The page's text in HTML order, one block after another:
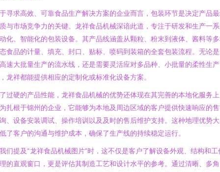
寻求高效、可靠食品生产解决方案的企业而言，包装环节是决定产品
与市场竞争力的关键。龙祥食品机械深谙此道，专注于研发和生产一
化、智能化的包装设备。其产品线涵盖从颗粒、粉末到液体、酱料等
食品的计量、填充、封口、贴标、喷码到装箱的全套包装流程。无论
速大批量生产的流水线，还是需要灵活应对多品种、小批量的柔性生
龙祥都能提供相应的定制化或标准化设备方案。
过硬的产品性能，龙祥食品机械的优势还体现在其完善的本地化服务
扎根于锦州的企业，它能够为本地及周边区域的客户提供快速响应的
、设备安装调试、操作培训以及及时的售后维护支持。这种地理优势
了客户的沟通与维护成本，确保了生产线的持续稳定运行。
们提及“龙祥食品机械图片”时，这不仅是客户了解设备外观、结构和工
的直观窗口，更是评估其制造工艺和设计水平的参考。通过清晰、多